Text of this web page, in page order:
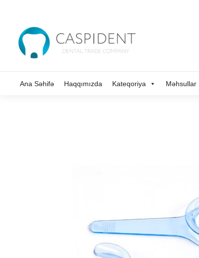
Ana Səhifə Haqqımızda Kateqoriya Məhsullar